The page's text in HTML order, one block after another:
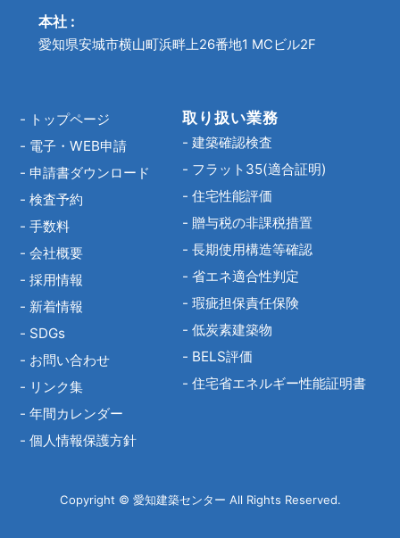
本社 :
愛知県安城市横山町浜畔上26番地1 MCビル2F
- トップページ
- 電子・WEB申請
- 申請書ダウンロード
-検査予約
-手数料
-会社概要
-採用情報
- 新着情報
- SDGs
- お問い合わせ
- リンク集
-年間カレンダー
-個人情報保護方針
取り扱い業務
- 建築確認検査
- フラット35(適合証明)
- 住宅性能評価
- 贈与税の非課税措置
- 長期使用構造等確認
- 省エネ適合性判定
- 瑕疵担保責任保険
- 低炭素建築物
- BELS評価
- 住宅省エネルギー性能証明書
Copyright © 愛知建築センター All Rights Reserved.